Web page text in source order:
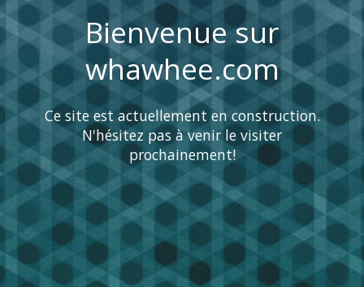
Bienvenue sur
whawhee.com
Ce site est actuellement en construction.
N'hésitez pas à venir le visiter
prochainement!